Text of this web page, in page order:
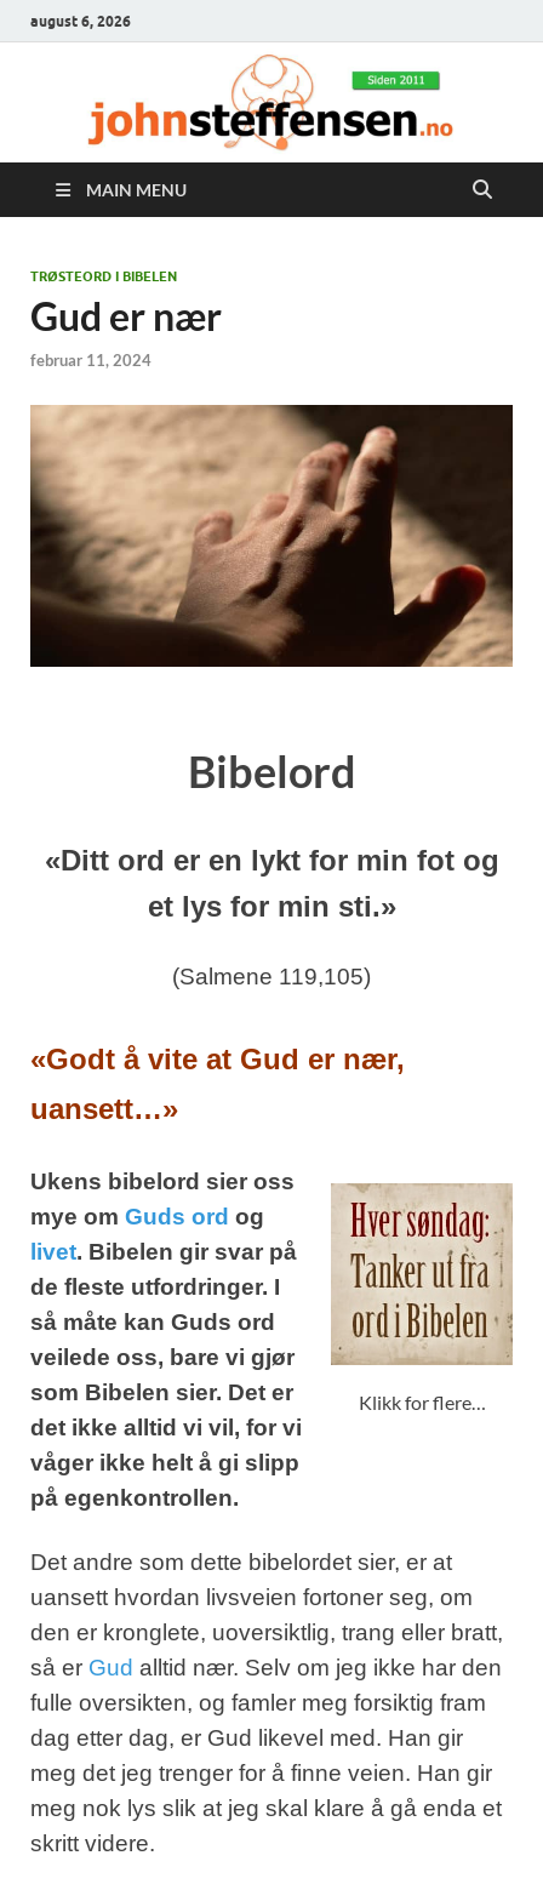
august 6, 2026
MAIN MENU
TRØSTEORD I BIBELEN
Gud er nær
februar 11, 2024
Bibelord
«Ditt ord er en lykt for min fot og
et lys for min sti.»
(Salmene 119,105)
«Godt å vite at Gud er nær,
uansett…»
Klikk for flere…
Ukens bibelord sier oss
mye om Guds ord og
livet. Bibelen gir svar på
de fleste utfordringer. I
så måte kan Guds ord
veilede oss, bare vi gjør
som Bibelen sier. Det er
det ikke alltid vi vil, for vi
våger ikke helt å gi slipp
på egenkontrollen.
Det andre som dette bibelordet sier, er at
uansett hvordan livsveien fortoner seg, om
den er kronglete, uoversiktlig, trang eller bratt,
så er Gud alltid nær. Selv om jeg ikke har den
fulle oversikten, og famler meg forsiktig fram
dag etter dag, er Gud likevel med. Han gir
meg det jeg trenger for å finne veien. Han gir
meg nok lys slik at jeg skal klare å gå enda et
skritt videre.